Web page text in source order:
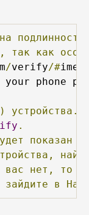
на
подлинность
так как
/verify/#
your phone
устройства.
.
показан
вас нет, то
зайдите в